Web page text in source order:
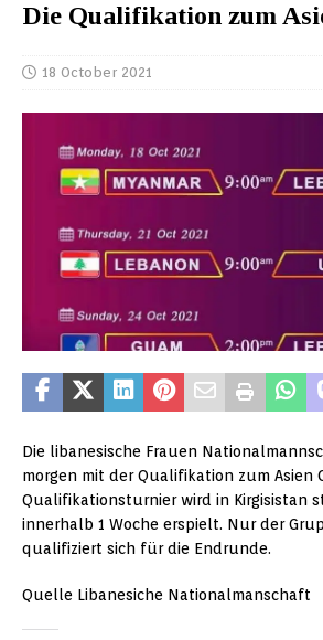
Die Qualifikation zum
18 October 2021
Die libanesische Frauen
morgen mit der Qualifikation zum Asien
Qualifikationsturnier wird in Kirgisistan
innerhalb 1 Woche erspielt. Nur der
qualifiziert sich für die Endrunde.
Quelle Libanesiche Nationalmanschaft